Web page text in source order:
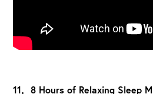
11．8 Hours of Relaxing Sleep